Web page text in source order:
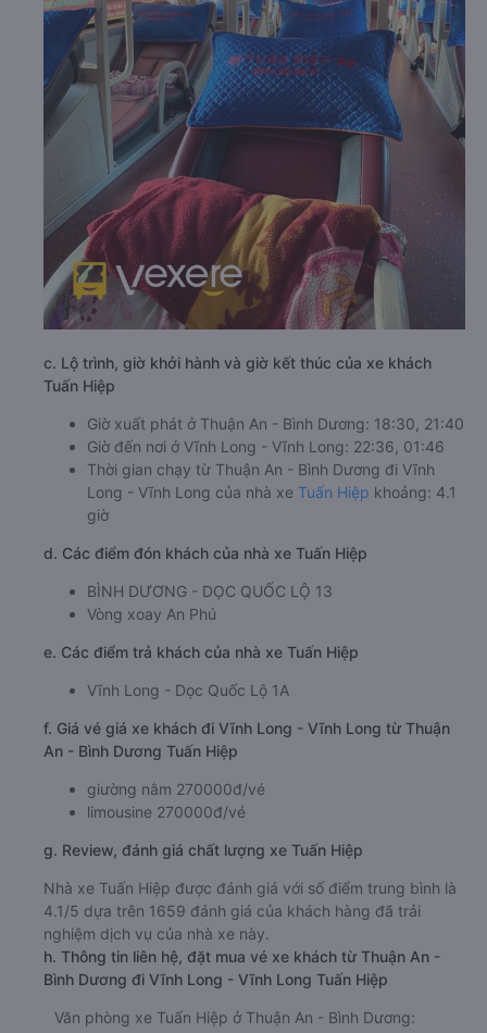
c. Lộ trình, giờ khởi hành và giờ kết thúc của xe khách
Tuấn Hiệp
Giờ xuất phát ở Thuận An - Bình Dương: 18:30, 21:40
Giờ đến nơi ở Vĩnh Long - Vĩnh Long: 22:36, 01:46
Thời gian chạy từ Thuận An - Bình Dương đi Vĩnh
Long - Vĩnh Long của nhà xe Tuấn Hiệp khoảng: 4.1
giờ
d. Các điểm đón khách của nhà xe Tuấn Hiệp
BÌNH DƯƠNG - DỌC QUỐC LỘ 13
Vòng xoay An Phú
e. Các điểm trả khách của nhà xe Tuấn Hiệp
Vĩnh Long - Dọc Quốc Lộ 1A
f. Giá vé giá xe khách đi Vĩnh Long - Vĩnh Long từ Thuận
An - Bình Dương Tuấn Hiệp
giường nằm 270000đ/vé
limousine 270000đ/vé
g. Review, đánh giá chất lượng xe Tuấn Hiệp
Nhà xe Tuấn Hiệp được đánh giá với số điểm trung bình là
4.1/5 dựa trên 1659 đánh giá của khách hàng đã trải
nghiệm dịch vụ của nhà xe này.
h. Thông tin liên hệ, đặt mua vé xe khách từ Thuận An -
Bình Dương đi Vĩnh Long - Vĩnh Long Tuấn Hiệp
Văn phòng xe Tuấn Hiệp ở Thuận An - Bình Dương: